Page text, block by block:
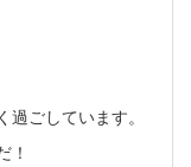
ごしています。
！